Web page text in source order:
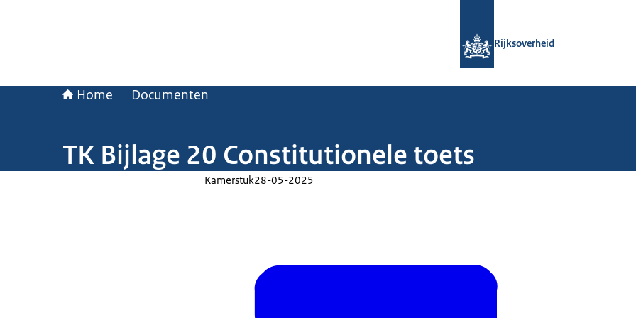
Rijksoverheid
Home Documenten
TK Bijlage 20 Constitutionele toets
Kamerstuk28-05-2025